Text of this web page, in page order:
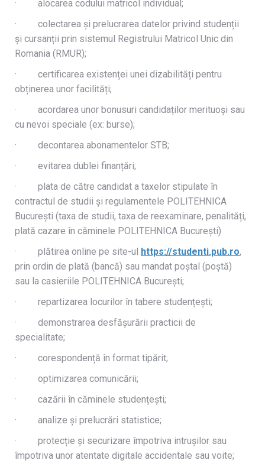
· alocarea codului matricol individual;
· colectarea și prelucrarea datelor privind studenții
și cursanții prin sistemul Registrului Matricol Unic din
Romania (RMUR);
· certificarea existenței unei dizabilități pentru
obținerea unor facilități;
· acordarea unor bonusuri candidaților merituoși sau
cu nevoi speciale (ex: burse);
· decontarea abonamentelor STB;
· evitarea dublei finanțări;
· plata de către candidat a taxelor stipulate în
contractul de studii și regulamentele POLITEHNICA
București (taxa de studii, taxa de reexaminare, penalități,
plată cazare în căminele POLITEHNICA București)
· plătirea online pe site-ul https://studenti.pub.ro,
prin ordin de plată (bancă) sau mandat poștal (poștă)
sau la casieriile POLITEHNICA București;
· repartizarea locurilor în tabere studențești;
· demonstrarea desfășurării practicii de
specialitate;
· corespondență în format tipărit;
· optimizarea comunicării;
· cazării în căminele studențești;
· analize și prelucrări statistice;
· protecție și securizare împotriva intrușilor sau
împotriva unor atentate digitale accidentale sau voite;